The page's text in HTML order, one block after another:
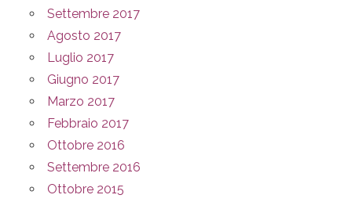
Settembre 2017
Agosto 2017
Luglio 2017
Giugno 2017
Marzo 2017
Febbraio 2017
Ottobre 2016
Settembre 2016
Ottobre 2015